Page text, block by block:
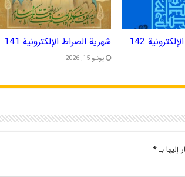
142 شهریة الصراط الإلكترونية 141
يونيو 15, 2026
إليها بـ*